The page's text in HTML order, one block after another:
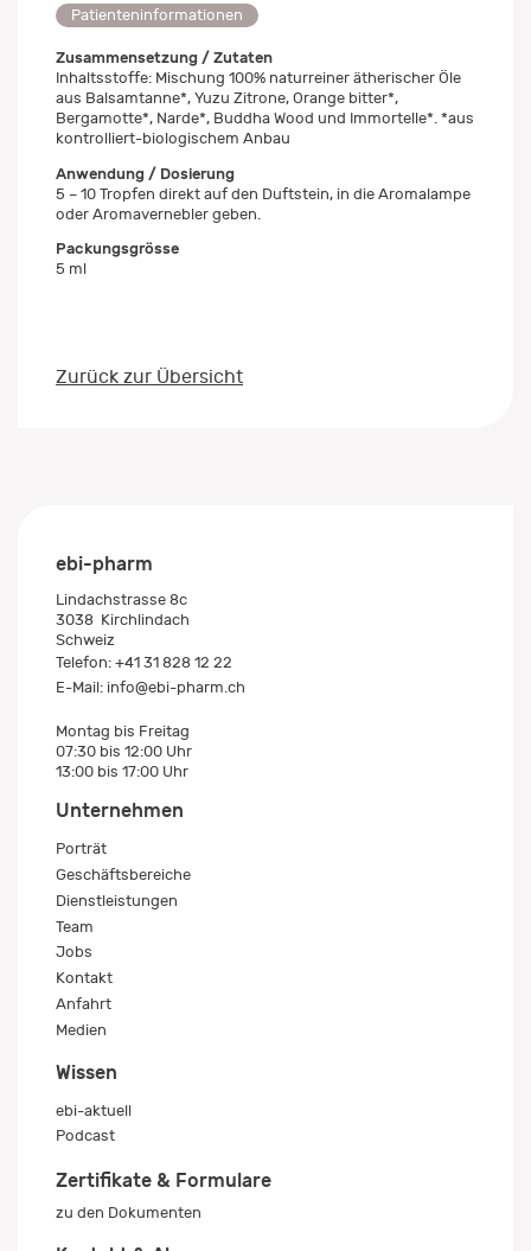
Patienteninformationen
Zusammensetzung / Zutaten
Inhaltsstoffe: Mischung 100% naturreiner ätherischer Öle
aus Balsamtanne*, Yuzu Zitrone, Orange bitter*,
Bergamotte*, Narde*, Buddha Wood und Immortelle*. *aus
kontrolliert-biologischem Anbau
Anwendung / Dosierung
5 – 10 Tropfen direkt auf den Duftstein, in die Aromalampe
oder Aromavernebler geben.
Packungsgrösse
5 ml
Zurück zur Übersicht
ebi-pharm
Lindachstrasse 8c
3038 Kirchlindach
Schweiz
Telefon: +41 31 828 12 22
E-Mail: info@ebi-pharm.ch
Montag bis Freitag
07:30 bis 12:00 Uhr
13:00 bis 17:00 Uhr
Unternehmen
Porträt
Geschäftsbereiche
Dienstleistungen
Team
Jobs
Kontakt
Anfahrt
Medien
Wissen
ebi-aktuell
Podcast
Zertifikate & Formulare
zu den Dokumenten